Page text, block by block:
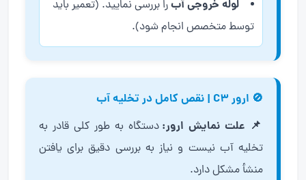
لوله خروجی آبرا بررسی نمایید. (تعمیر باید
توسط متخصص انجام شود).
🚫 ارور C3 | نقص کامل در تخلیه آب
📌 علت نمایش ارور: دستگاه به طور کلی قادر به
تخلیه آب نیست و نیاز به بررسی دقیق برای یافتن
منشأ مشکل دارد.